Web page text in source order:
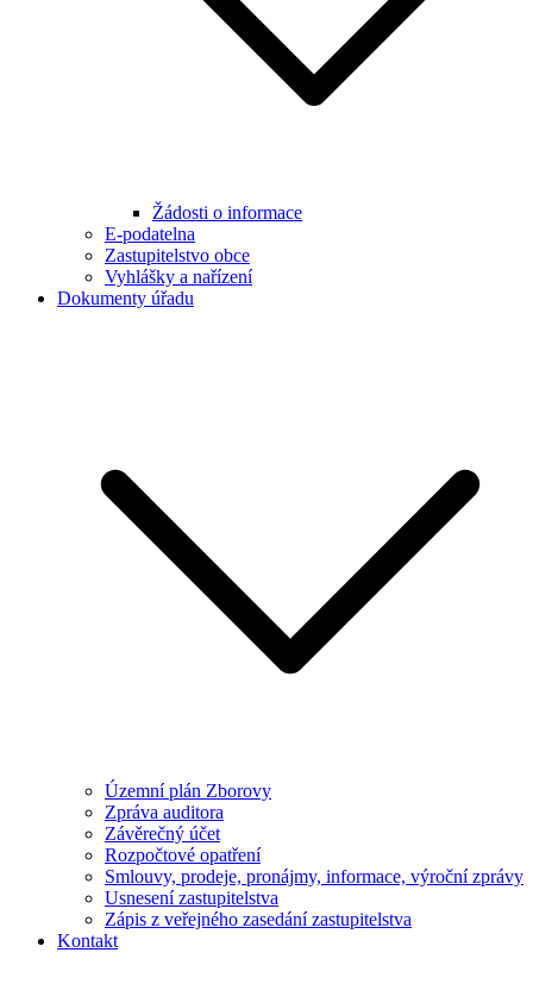
Žádosti o informace
E-podatelna
Zastupitelstvo obce
Vyhlášky a nařízení
Dokumenty úřadu
Územní plán Zborovy
Zpráva auditora
Závěrečný účet
Rozpočtové opatření
Smlouvy, prodeje, pronájmy, informace, výroční zprávy
Usnesení zastupitelstva
Zápis z veřejného zasedání zastupitelstva
Kontakt